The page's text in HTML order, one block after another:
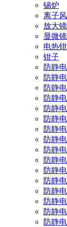
锡炉
离子
放大
显微镜
电热钳
钳子
防静
防静
防静
防静
防静
防静
防静
防静
防静
防静
防静
防静
防静
防静
防静
防静